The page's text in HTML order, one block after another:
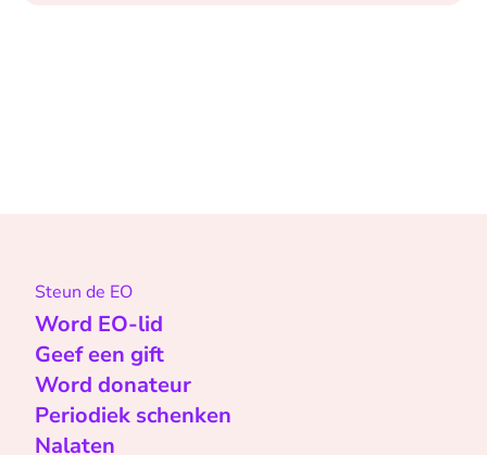
Steun de EO
Word EO-lid
Geef een gift
Word donateur
Periodiek schenken
Nalaten